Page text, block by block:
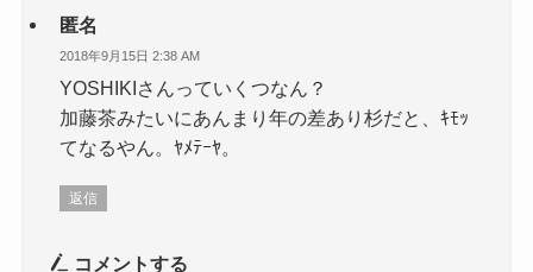
匿名
2018年9月15日 2:38 AM
YOSHIKIさんっていくつなん？
加藤茶みたいにあんまり年の差あり杉だと、ｷﾓｯ
てなるやん。ﾔﾒﾃｰﾔ。
返信
コメントする